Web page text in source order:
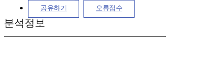
공유하기 오류접수
분석정보